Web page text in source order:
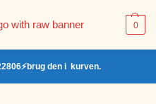
0
den i kurven.